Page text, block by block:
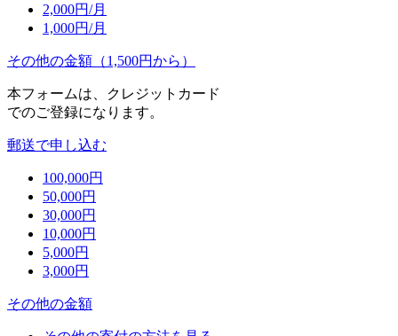
2,000円/月
1,000円/月
その他の金額（1,500円から）
本フォームは、クレジットカード
でのご登録になります。
郵送で申し込む
100,000円
50,000円
30,000円
10,000円
5,000円
3,000円
その他の金額